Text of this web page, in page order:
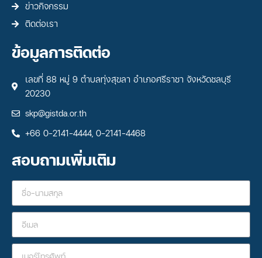
ข่าวกิจกรรม
ติดต่อเรา
ข้อมูลการติดต่อ
เลขที่ 88 หมู่ 9 ตำบลทุ่งสุขลา อำเภอศรีราชา จังหวัดชลบุรี
20230
skp@gistda.or.th
+66 0-2141-4444, 0-2141-4468
สอบถามเพิ่มเติม